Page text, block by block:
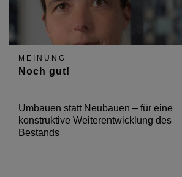
MEINUNG
Noch gut!
Umbauen statt Neubauen – für eine
konstruktive Weiterentwicklung des
Bestands